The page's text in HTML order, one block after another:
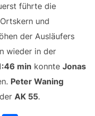
führte die
und
der Ausläufers
wieder in der
min konnte Jonas
Peter Waning
AK 55.